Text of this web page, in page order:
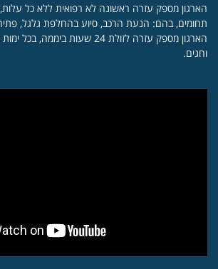
הארגון מספק עזרה ראשונה לא רפואית ללא כל
תחומים, בהם: הנעת הרכב, סיוע בהחלפת גלגל,
הארגון מספק עזרה לזולת 24 שעות
וחגים.